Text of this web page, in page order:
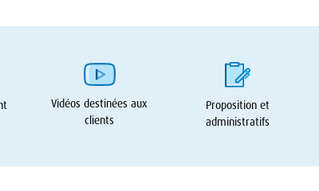
Vidéos destinées aux
clients
Proposition et
administratifs